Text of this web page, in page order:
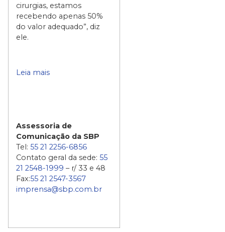
cirurgias, estamos
recebendo apenas 50%
do valor adequado”, diz
ele.
Leia mais
Assessoria de
Comunicação da SBP
Tel: 55 21 2256-6856
Contato geral da sede: 55
21 2548-1999 – r/ 33 e 48
Fax:55 21 2547-3567
imprensa@sbp.com.br